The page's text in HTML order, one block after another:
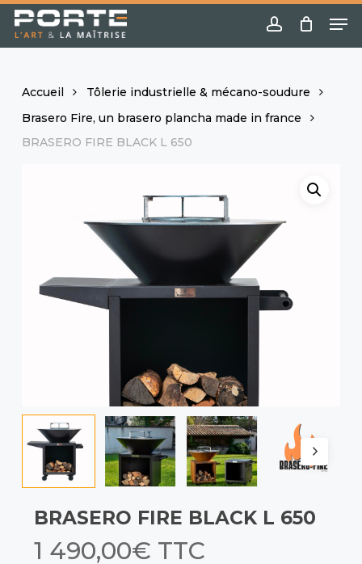
Skip
main
account
Accueil
Tôlerie industrielle & mécano-soudure
Brasero Fire, un brasero plancha made in france
BRASERO FIRE BLACK L 650
BRASERO FIRE BLACK L 650
1 490,00€ TTC